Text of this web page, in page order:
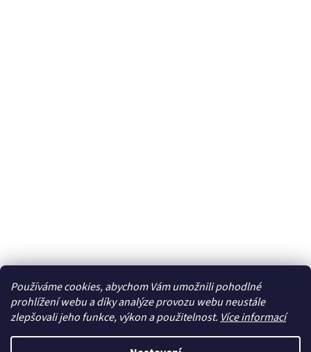
Používáme cookies, abychom Vám umožnili pohodlné
prohlížení webu a díky analýze provozu webu neustále
zlepšovali jeho funkce, výkon a použitelnost. Více informací